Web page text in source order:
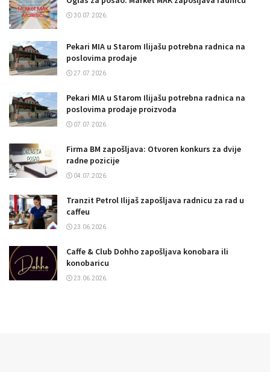
30.07.2026.
Pekari MIA u Starom Ilijašu potrebna radnica na
poslovima prodaje
27.07.2026.
Pekari MIA u Starom Ilijašu potrebna radnica na
poslovima prodaje proizvoda
07.07.2026.
Firma BM zapošljava: Otvoren konkurs za dvije
radne pozicije
04.07.2026.
Tranzit Petrol Ilijaš zapošljava radnicu za rad u
caffeu
23.06.2026.
Caffe & Club Dohho zapošljava konobara ili
konobaricu
23.06.2026.